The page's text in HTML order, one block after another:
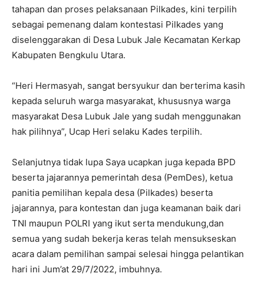
tahapan dan proses pelaksanaan Pilkades, kini terpilih
sebagai pemenang dalam kontestasi Pilkades yang
diselenggarakan di Desa Lubuk Jale Kecamatan Kerkap
Kabupaten Bengkulu Utara.
“Heri Hermasyah, sangat bersyukur dan berterima kasih
kepada seluruh warga masyarakat, khususnya warga
masyarakat Desa Lubuk Jale yang sudah menggunakan
hak pilihnya”, Ucap Heri selaku Kades terpilih.
Selanjutnya tidak lupa Saya ucapkan juga kepada BPD
beserta jajarannya pemerintah desa (PemDes), ketua
panitia pemilihan kepala desa (Pilkades) beserta
jajarannya, para kontestan dan juga keamanan baik dari
TNI maupun POLRI yang ikut serta mendukung,dan
semua yang sudah bekerja keras telah mensukseskan
acara dalam pemilihan sampai selesai hingga pelantikan
hari ini Jum’at 29/7/2022, imbuhnya.